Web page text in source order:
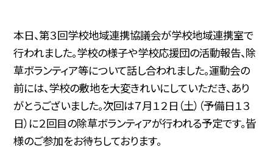
本日、第３回学校地域連携協議会が学校地域連携室で
行われました。学校の様子や学校応援団の活動報告、除
草ボランティア等について話し合われました。運動会の
前には、学校の敷地を大変きれいにしていただき、あり
がとうございました。次回は７月１２日（土）（予備日１３
日）に２回目の除草ボランティアが行われる予定です。皆
様のご参加をお待ちしております。